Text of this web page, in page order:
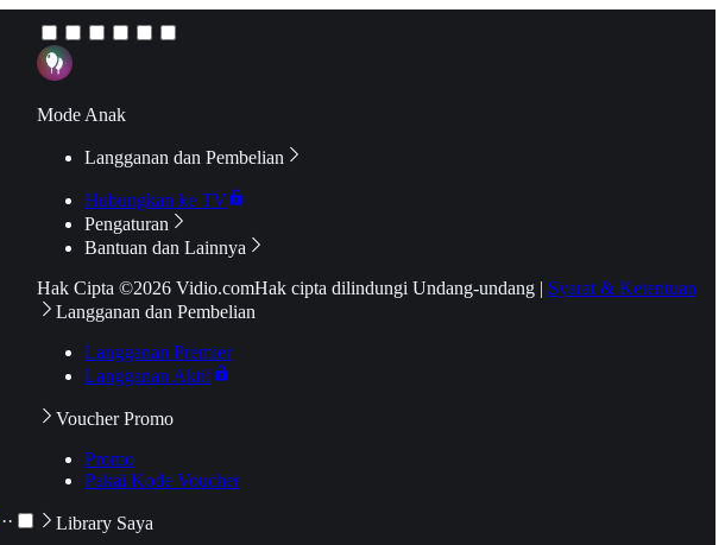
Mode Anak
Langganan dan Pembelian
Hubungkan ke TV
Pengaturan
Bantuan dan Lainnya
Hak Cipta ©2026 Vidio.comHak cipta dilindungi Undang-undang | Syarat & Ketentuan
Langganan dan Pembelian
Langganan Premier
Langganan Aktif
Voucher Promo
Promo
Pakai Kode Voucher
Library Saya